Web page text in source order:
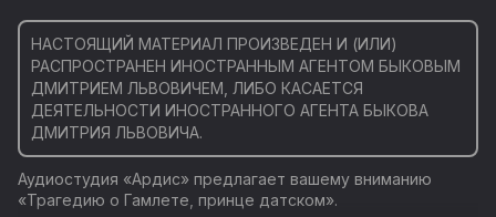
НАСТОЯЩИЙ МАТЕРИАЛ ПРОИЗВЕДЕН И (ИЛИ)
РАСПРОСТРАНЕН ИНОСТРАННЫМ АГЕНТОМ БЫКОВЫМ
ДМИТРИЕМ ЛЬВОВИЧЕМ, ЛИБО КАСАЕТСЯ
ДЕЯТЕЛЬНОСТИ ИНОСТРАННОГО АГЕНТА БЫКОВА
ДМИТРИЯ ЛЬВОВИЧА.
Аудиостудия «Ардис» предлагает вашему вниманию
«Трагедию о Гамлете, принце датском».